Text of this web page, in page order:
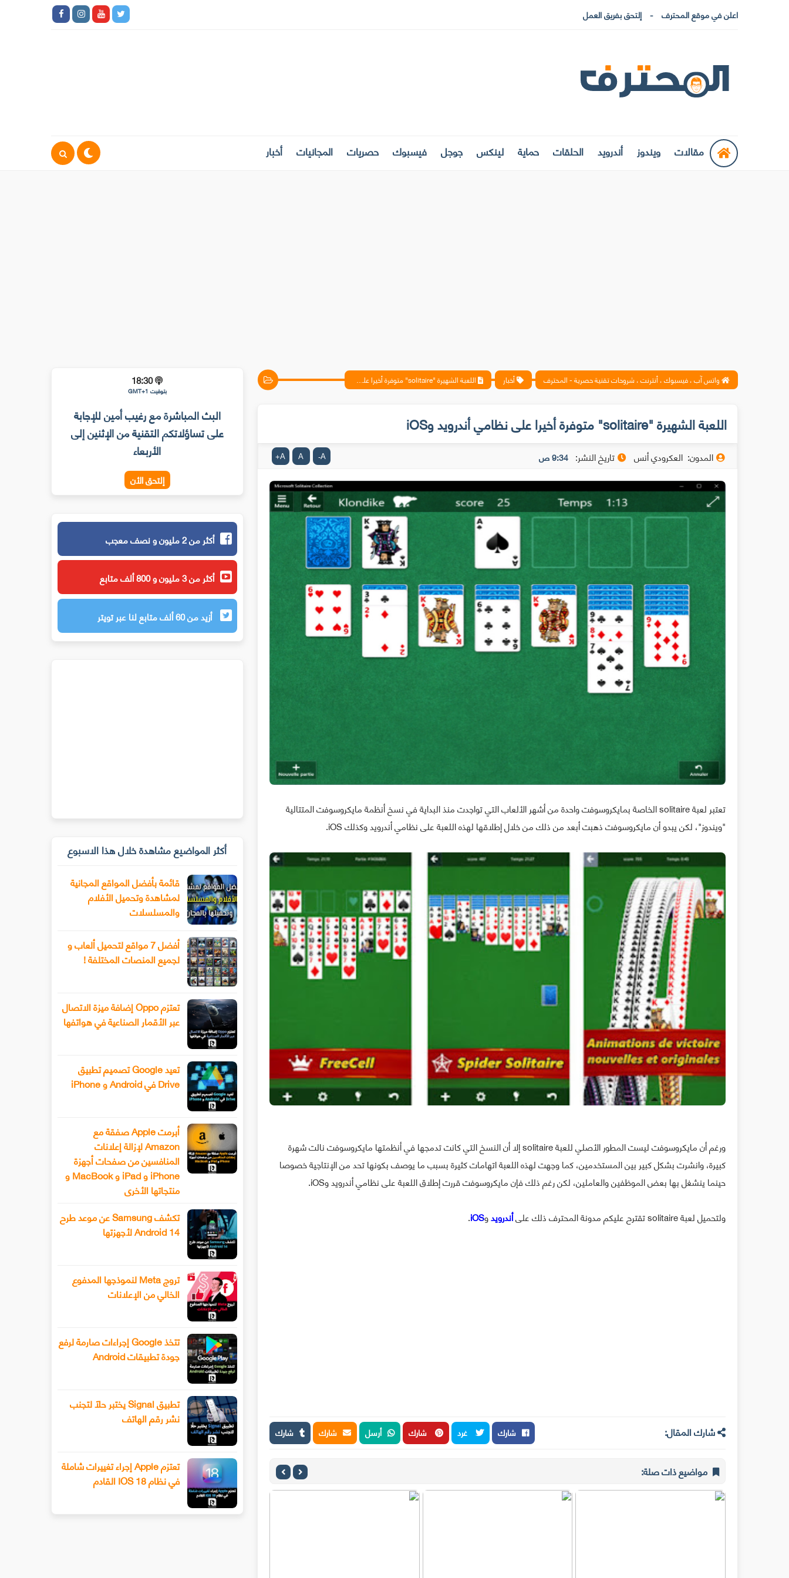
اعلن في موقع المحترف إلتحق بفريق العمل
مقالات ويندوز أندرويد الحلقات حماية لينكس جوجل فيسبوك حصريات المجانيات أخبار
واتس آب ، فيسبوك ، أنترنت ، شروحات تقنية حصرية - المحترف أخبار اللعبة الشهيرة "solitaire" متوفرة أخيرا على نظامي أندرويد وiOS
اللعبة الشهيرة "solitaire" متوفرة أخيرا على نظامي أندرويد وiOS
المدون: العكرودي أنس تاريخ النشر: 9:34 ص A
-
A
A
+
تعتبر لعبة solitaire الخاصة بمايكروسوفت واحدة من أشهر الألعاب التي تواجدت منذ البداية في نسخ أنظمة مايكروسوفت المتتالية
"ويندوز"، لكن يبدو أن مايكروسوفت ذهبت أبعد من ذلك من خلال إطلاقها لهذه اللعبة على نظامي أندرويد وكذلك iOS.
ورغم أن مايكروسوفت ليست المطور الأصلي للعبة solitaire إلا أن النسخ التي كانت تدمجها في أنظمتها مايكروسوفت نالت شهرة
كبيرة، وانشرت بشكل كبير بين المستخدمين، كما وجهت لهذه اللعبة اتهامات كثيرة بسبب ما يوصف بكونها تحد من الإنتاجية خصوصا
حينما ينشغل بها بعض الموظفين والعاملين، لكن رغم ذلك فإن مايكروسوفت قررت إطلاق اللعبة على نظامي أندرويد وiOS.
ولتحميل لعبة solitaire تقترح عليكم مدونة المحترف ذلك على
أندرويدوiOS
.
شارك المقال: شارك غرد شارك أرسل شارك شارك
مواضيع ذات صلة:
18:30
بتوقيت GMT+1
البث المباشرة مع رغيب أمين للإجابة
على تساؤلاتكم التقنية من الإثنين إلى
الأربعاء
إلتحق الأن
أكثر من 2 مليون و نصف معجب
أكثر من 3 مليون و 800 ألف متابع
أزيد من 60 ألف متابع لنا عبر تويتر
أكثر المواضيع مشاهدة خلال هذا الاسبوع
قائمة بأفضل المواقع المجانية
لمشاهدة وتحميل الأفلام
والمسلسلات
أفضل 7 مواقع لتحميل ألعاب و
لجميع المنصات المختلفة !
تعتزم Oppo إضافة ميزة الاتصال
عبر الأقمار الصناعية في هواتفها
تعيد Google تصميم تطبيق
Drive في Android و iPhone
أبرمت Apple صفقة مع
Amazon لإزالة إعلانات
المنافسين من صفحات أجهزة
iPhone و iPad و MacBook و
منتجاتها الأخرى
تكشف Samsung عن موعد طرح
Android 14 لأجهزتها
تروج Meta لنموذجها المدفوع
الخالي من الإعلانات
تتخذ Google إجراءات صارمة لرفع
جودة تطبيقات Android
تطبيق Signal يختبر حلًا لتجنب
نشر رقم الهاتف
تعتزم Apple إجراء تغييرات شاملة
في نظام IOS 18 القادم